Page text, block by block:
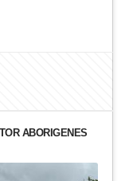
ABORIGENES